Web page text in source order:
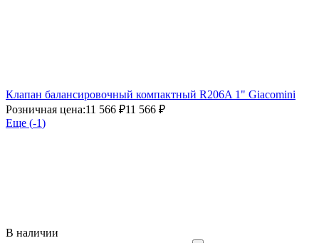
Клапан балансировочный компактный R206A 1" Giacomini
Розничная цена:11 566 ₽11 566 ₽
Еще (-1)
В наличии